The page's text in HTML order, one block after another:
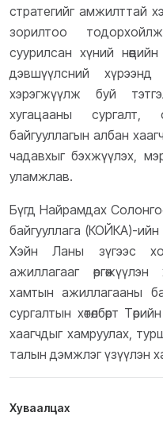
стратегийг амжилттай
зорилтоо
суурилсан хүний
дэвшүүлсний
хэрэгжүүлж буй
хугацааны сургалт,
байгууллагын албан
чадавхыг бэхжүүлэх,
уламжлав.
Бүгд Найрамдах
байгууллага (КОЙКА)-ийн
Хэйн Ланы зүгээс
ажиллагааг
хамтын ажиллагааны
сургалтын хөтөлбөрт
хаагчдыг хамруулах,
талын дэмжлэг үзүүлэн
Хуваалцах